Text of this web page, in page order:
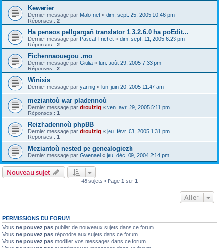
Kewerier
Dernier message par Malo-net « dim. sept. 25, 2005 10:46 pm
Réponses : 2
Ha penaos pellgargañ translator 1.3.2.6.0 ha poEdit...
Dernier message par Pascal Trichet « dim. sept. 11, 2005 6:23 pm
Réponses : 2
Fichennaouegou .mo
Dernier message par Giulia « lun. août 29, 2005 7:33 pm
Réponses : 2
Winisis
Dernier message par yannig « lun. juin 20, 2005 11:47 am
meziantoù war pladennoù
Dernier message par drouizig « ven. avr. 29, 2005 5:11 pm
Réponses : 1
Reizhadennoù phpBB
Dernier message par drouizig « jeu. févr. 03, 2005 1:31 pm
Réponses : 1
Meziantoù nested pe genealogiezh
Dernier message par Gwenael « jeu. déc. 09, 2004 2:14 pm
Nouveau sujet
48 sujets • Page 1 sur 1
Aller
PERMISSIONS DU FORUM
Vous ne pouvez pas publier de nouveaux sujets dans ce forum
Vous ne pouvez pas répondre aux sujets dans ce forum
Vous ne pouvez pas modifier vos messages dans ce forum